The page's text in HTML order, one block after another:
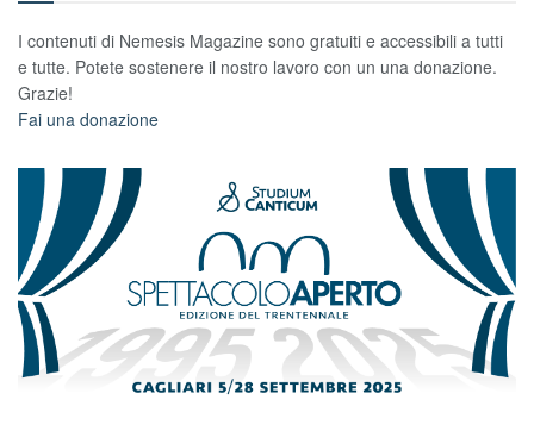
I contenuti di Nemesis Magazine sono gratuiti e accessibili a tutti
e tutte. Potete sostenere il nostro lavoro con un una donazione.
Grazie!
Fai una donazione